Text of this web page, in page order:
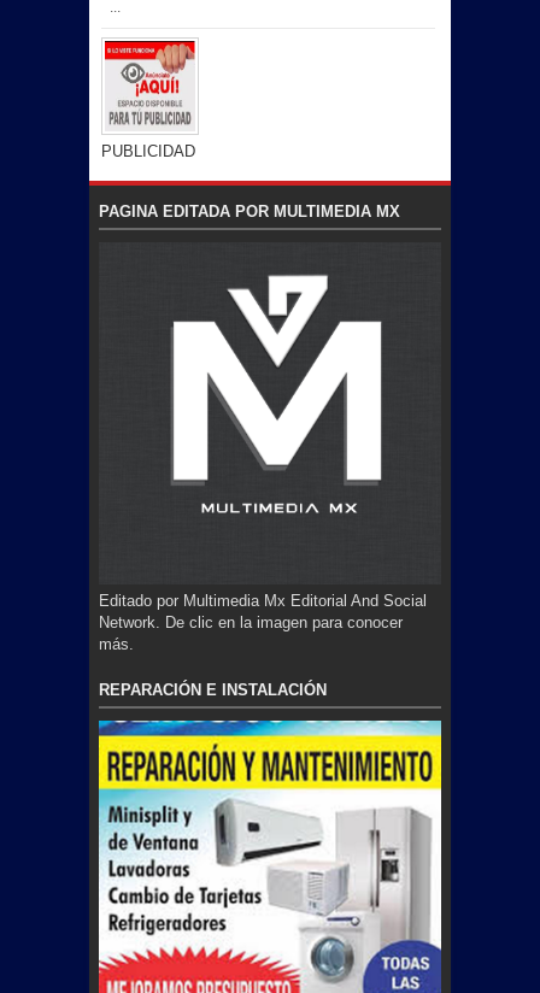
PUBLICIDAD
PAGINA EDITADA POR MULTIMEDIA MX
Editado por Multimedia Mx Editorial And Social
Network. De clic en la imagen para conocer
más.
REPARACIÓN E INSTALACIÓN